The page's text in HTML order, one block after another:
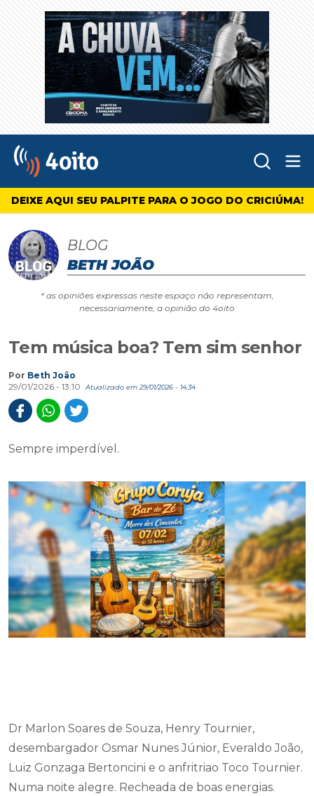
4oito
DEIXE AQUI SEU PALPITE PARA O JOGO DO CRICIÚMA!
BLOG
BETH JOÃO
* as opiniões expressas neste espaço não representam,
necessariamente, a opinião do 4oito
Tem música boa? Tem sim senhor
Por Beth João
29/01/2026 - 13:10
Atualizado em 29/01/2026 - 14:34
Sempre imperdível.
Dr Marlon Soares de Souza, Henry Tournier,
desembargador Osmar Nunes Júnior, Everaldo João,
Luiz Gonzaga Bertoncini e o anfritriao Toco Tournier.
Numa noite alegre. Recheada de boas energias.